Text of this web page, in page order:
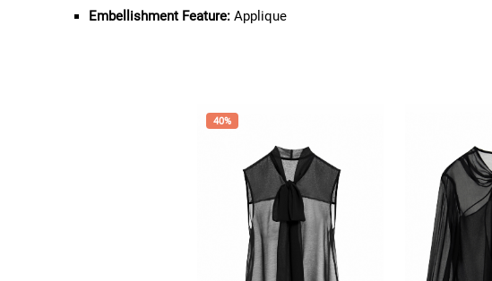
Embellishment Feature: Applique
40%